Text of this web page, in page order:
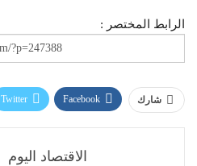
الرابط المختصر :
شارك Facebook
Twitter
الاقتصاد اليوم